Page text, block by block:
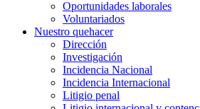
Oportunidades laborales
Voluntariados
Nuestro quehacer
Dirección
Investigación
Incidencia Nacional
Incidencia Internacional
Litigio penal